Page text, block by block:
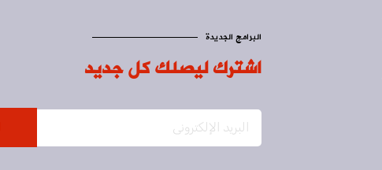
البرامج الجديدة
اشترك ليصلك كل جديد